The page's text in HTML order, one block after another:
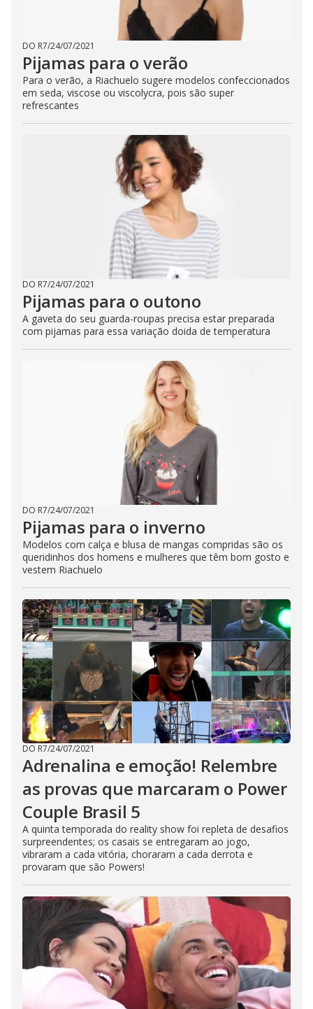
DO R7/24/07/2021
Pijamas para o verão
Para o verão, a Riachuelo sugere modelos confeccionados
em seda, viscose ou viscolycra, pois são super
refrescantes
DO R7/24/07/2021
Pijamas para o outono
A gaveta do seu guarda-roupas precisa estar preparada
com pijamas para essa variação doida de temperatura
DO R7/24/07/2021
Pijamas para o inverno
Modelos com calça e blusa de mangas compridas são os
queridinhos dos homens e mulheres que têm bom gosto e
vestem Riachuelo
DO R7/24/07/2021
Adrenalina e emoção! Relembre
as provas que marcaram o Power
Couple Brasil 5
A quinta temporada do reality show foi repleta de desafios
surpreendentes; os casais se entregaram ao jogo,
vibraram a cada vitória, choraram a cada derrota e
provaram que são Powers!